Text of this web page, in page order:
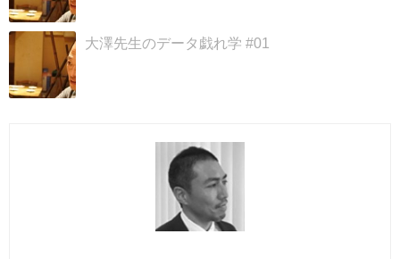
大澤先生のデータ戯れ学 #01